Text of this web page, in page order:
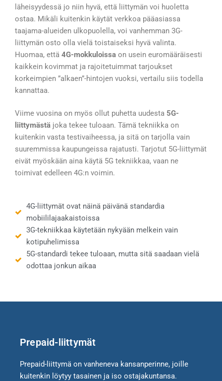
läheisyydessä jo niin hyvä, että liittymän voi huoletta
ostaa. Mikäli kuitenkin käytät verkkoa pääasiassa
taajama-alueiden ulkopuolella, voi vanhemman 3G-
liittymän osto olla vielä toistaiseksi hyvä valinta.
Huomaa, että 4G-mokkuloissa on usein euromääräisesti
kaikkein kovimmat ja rajoitetuimmat tarjoukset
korkeimpien ”alkaen”-hintojen vuoksi, vertailu siis todella
kannattaa.
Viime vuosina on myös ollut puhetta uudesta 5G-
liittymästä joka tekee tuloaan. Tämä tekniikka on
kuitenkin vasta testivaiheessa, ja sitä on tarjolla vain
suuremmissa kaupungeissa rajatusti. Tarjotut 5G-liittymät
eivät myöskään aina käytä 5G tekniikkaa, vaan ne
toimivat edelleen 4G:n voimin.
4G-liittymät ovat näinä päivänä standardia
mobiililajaakaistoissa
3G-tekniikkaa käytetään nykyään melkein vain
kotipuhelimissa
5G-standardi tekee tuloaan, mutta sitä saadaan vielä
odottaa jonkun aikaa
Prepaid-liittymät
Prepaid-liittymä on vanheneva kansanperinne, joille
kuitenkin löytyy tasainen ja iso ostajakuntansa.